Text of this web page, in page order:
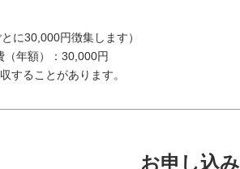
に30,000円徴集します）
（年額）：30,000円
することがあります。
お申し込み